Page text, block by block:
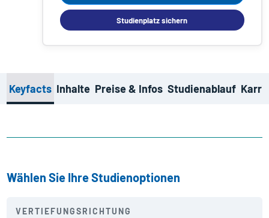
Studienplatz sichern
Keyfacts Inhalte Preise & Infos Studienablauf
Wählen Sie Ihre Studienoptionen
VERTIEFUNGSRICHTUNG